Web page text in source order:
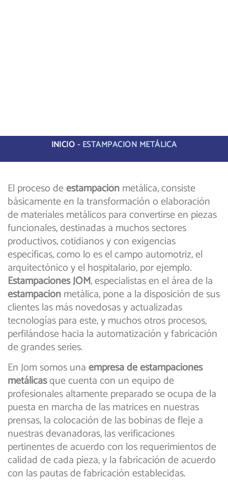
INICIO-ESTAMPACIÓN METÁLICA
El proceso deestampaciónmetálica, consiste
básicamente en la transformación o elaboración
de materiales metálicos para convertirse en piezas
funcionales, destinadas a muchos sectores
productivos, cotidianos y con exigencias
específicas, como lo es el campo automotriz, el
arquitectónico y el hospitalario, por ejemplo.
Estampaciones JOM, especialistas en el área de la
estampaciónmetálica, pone a la disposición de sus
clientes las más novedosas y actualizadas
tecnologías para este, y muchos otros procesos,
perfilándose hacia la automatización y fabricación
de grandes series.
En Jom somos unaempresa de estampaciones
metálicasque cuenta con un equipo de
profesionales altamente preparado se ocupa de la
puesta en marcha de las matrices en nuestras
prensas, la colocación de las bobinas de fleje a
nuestras devanadoras, las verificaciones
pertinentes de acuerdo con los requerimientos de
calidad de cada pieza, y la fabricación de acuerdo
con las pautas de fabricación establecidas.